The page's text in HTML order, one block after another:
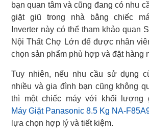
bạn quan tâm và cũng đang có nhu
giặt giũ trong nhà bằng chiếc
Inverter này có thể tham khảo quan
Nội Thất Chợ Lớn để được nhân
chọn sản phẩm phù hợp và đặt hàng
Tuy nhiên, nếu nhu cầu sử dụng
nhiều và gia đình bạn cũng không
Máy Giặt Panasonic 8.5 Kg NA-
lựa chọn hợp lý và tiết kiệm.